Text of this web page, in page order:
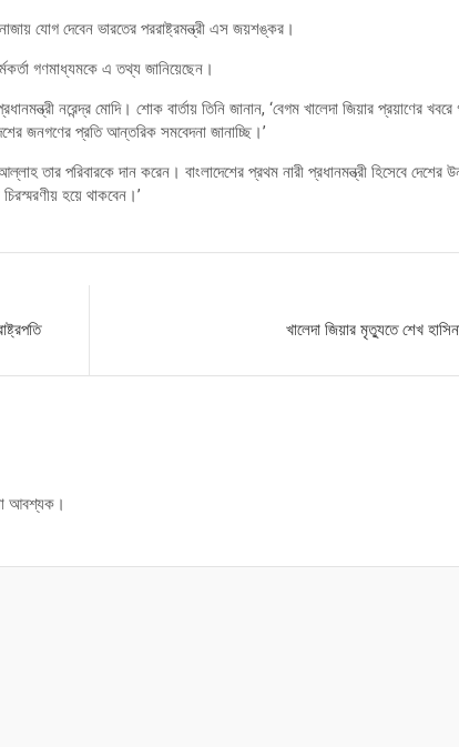
যোগ দেবেন ভারতের পররাষ্ট্রমন্ত্রী এস জয়শঙ্কর।
গণমাধ্যমকে এ তথ্য জানিয়েছেন।
নরেন্দ্র মোদি। শোক বার্তায় তিনি জানান, ‘বেগম খালেদা জিয়ার প্রয়াণের খবরে
জনগণের প্রতি আন্তরিক সমবেদনা জানাচ্ছি।’
পরিবারকে দান করেন। বাংলাদেশের প্রথম নারী প্রধানমন্ত্রী হিসেবে দেশের
হয়ে থাকবেন।’
খালেদা জিয়ার মৃত্যুতে শেখ
আবশ্যক।